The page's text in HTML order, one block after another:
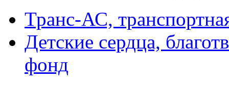
Транс-АС,
Детские сердца,
фонд